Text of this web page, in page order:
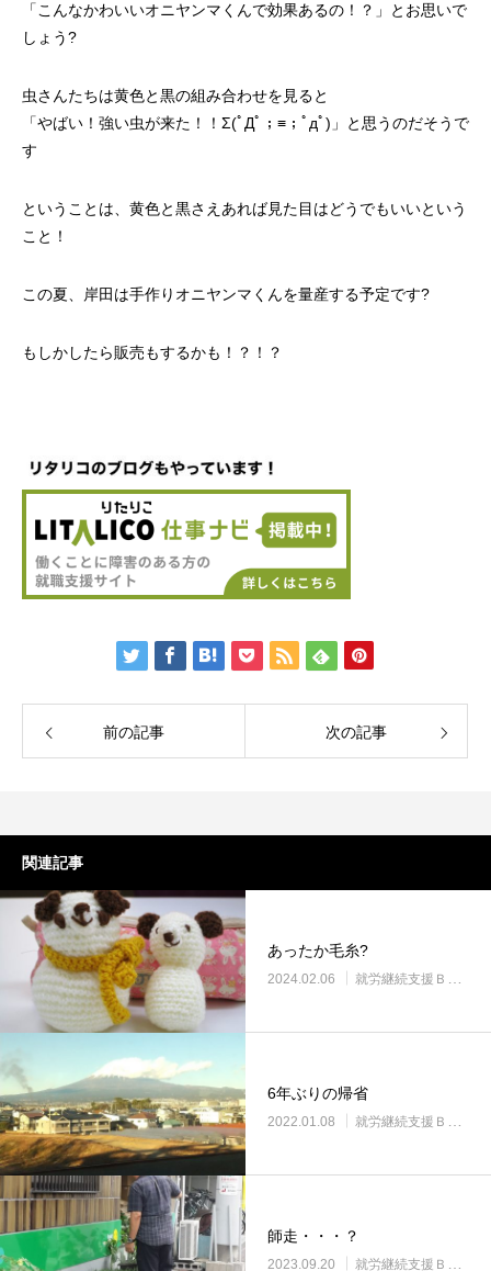
「こんなかわいいオニヤンマくんで効果あるの！？」とお思いで
しょう?
虫さんたちは黄色と黒の組み合わせを見ると
「やばい！強い虫が来た！！Σ(ﾟДﾟ；≡；ﾟдﾟ)」と思うのだそうで
す
ということは、黄色と黒さえあれば見た目はどうでもいいという
こと！
この夏、岸田は手作りオニヤンマくんを量産する予定です?
もしかしたら販売もするかも！？！？
前の記事 次の記事
関連記事
あったか毛糸?
2024.02.06 就労継続支援Ｂ型・ニコサービス城東センター
6年ぶりの帰省
2022.01.08 就労継続支援Ｂ型・ニコサービス城東センター
師走・・・？
2023.09.20 就労継続支援Ｂ型・ニコサービス城東センター